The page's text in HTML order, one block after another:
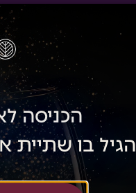
שווה להרשם
הכניסה לאתר
הגיל בו שתיית